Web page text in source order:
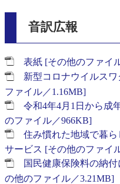
音訳広報
表紙 [その他のファイ
新型コロナウイルス
ファイル／1.16MB]
令和4年4月1日から成
のファイル／966KB]
住み慣れた地域で暮
サービス [その他のファイ
国民健康保険料の納
の他のファイル／3.21MB]